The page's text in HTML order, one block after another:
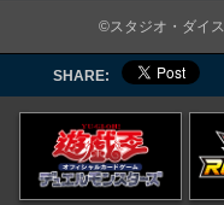
©スタジオ・ダイ
SHARE: